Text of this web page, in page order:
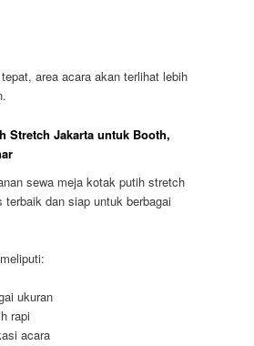
area acara akan terlihat lebih
Stretch Jakarta untuk Booth,
sewa meja kotak putih stretch
dan siap untuk berbagai
ukuran
rapi
acara